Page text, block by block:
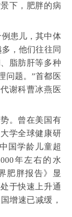
下，肥胖的病
患儿，其中体
，他们往往同
脂肪肝等多种
问题。”首都医
谢科曹冰燕医
。曾在美国有
学全球健康研
国学龄儿童超
年左右的水
肥胖报告》显
于快速上升通
增速已减缓，